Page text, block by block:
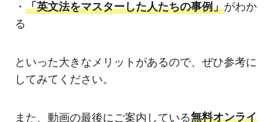
・ 「英文法をマスターした人たちの事例」がわか
る
といった大きなメリットがあるので、ぜひ参考に
してみてください。
また、動画の最後にご案内している無料オンライ